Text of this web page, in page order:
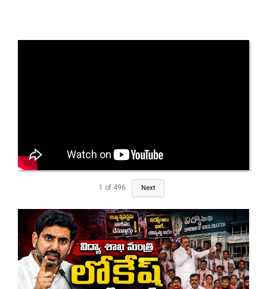
1 of 496 Next